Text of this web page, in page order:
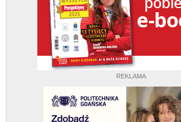
REKLAMA